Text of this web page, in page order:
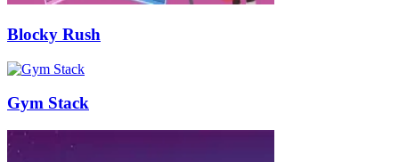
Blocky Rush
Gym Stack